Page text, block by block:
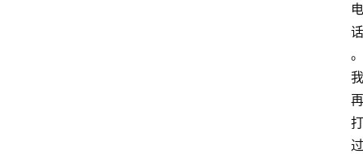
电
话
。
我
再
打
过